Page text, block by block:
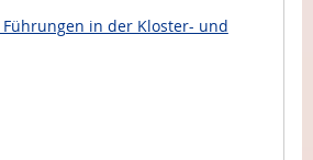
in der Kloster- und